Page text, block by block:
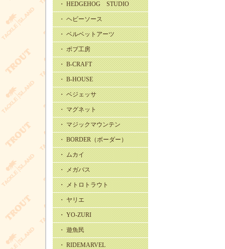
・ HEDGEHOG STUDIO
・ ヘビーソース
・ ベルベットアーツ
・ ボブ工房
・ B-CRAFT
・ B-HOUSE
・ ベジェッサ
・ マグネット
・ マジックマウンテン
・ BORDER（ボーダー）
・ ムカイ
・ メガバス
・ メトロトラウト
・ ヤリエ
・ YO-ZURI
・ 遊魚民
・ RIDEMARVEL